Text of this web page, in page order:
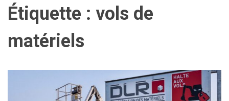
Étiquette : vols de
matériels